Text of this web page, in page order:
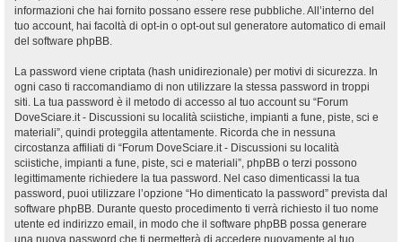
informazioni che hai fornito possano essere rese pubbliche. All’interno del
tuo account, hai facoltà di opt-in o opt-out sul generatore automatico di email
del software phpBB.
La password viene criptata (hash unidirezionale) per motivi di sicurezza. In
ogni caso ti raccomandiamo di non utilizzare la stessa password in troppi
siti. La tua password è il metodo di accesso al tuo account su “Forum
DoveSciare.it - Discussioni su località sciistiche, impianti a fune, piste, sci e
materiali”, quindi proteggila attentamente. Ricorda che in nessuna
circostanza affiliati di “Forum DoveSciare.it - Discussioni su località
sciistiche, impianti a fune, piste, sci e materiali”, phpBB o terzi possono
legittimamente richiedere la tua password. Nel caso dimenticassi la tua
password, puoi utilizzare l’opzione “Ho dimenticato la password” prevista dal
software phpBB. Durante questo procedimento ti verrà richiesto il tuo nome
utente ed indirizzo email, in modo che il software phpBB possa generare
una nuova password che ti permetterà di accedere nuovamente al tuo